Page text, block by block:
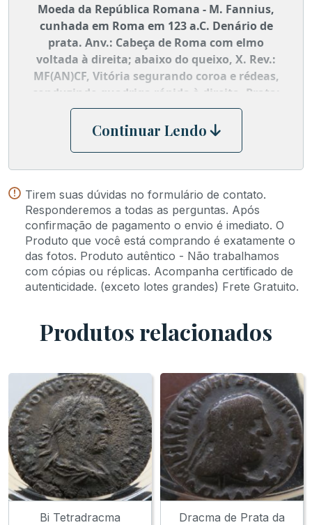
Moeda da República Romana - M. Fannius,
cunhada em Roma em 123 a.C. Denário de
prata. Anv.: Cabeça de Roma com elmo
voltada à direita; abaixo do queixo, X. Rev.:
MF(AN)CF, Vitória segurando coroa e rédeas,
conduzindo quadriga rápida à direita. Prata;
17mm - 3.60g
Continuar Lendo
Tirem suas dúvidas no formulário de contato.
Responderemos a todas as perguntas. Após
confirmação de pagamento o envio é imediato. O
Produto que você está comprando é exatamente o
das fotos. Produto autêntico - Não trabalhamos
com cópias ou réplicas. Acompanha certificado de
autenticidade. (exceto lotes grandes) Frete Gratuito.
Produtos relacionados
Bi Tetradracma Dracma de Prata da